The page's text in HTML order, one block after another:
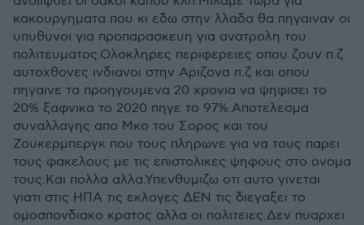
κακουργηματα που κι εδω στην λλαδα θα πηγαιναν οι
υπυθυνοι για προπαρασκευη για ανατρολη του
πολιτευματος.Ολοκληρες περιφερειες οπου ζουν π.ζ
αυτοχθονες ινδιανοι στην Αριζονα π.ζ και οπου
πηγαινε τα προηγουμενα 20 χρονια να ψηφισει το
20% ξαφνικα το 2020 πηγε το 97%.Αποτελεσμα
συναλλαγης απο Μκο του Σορος και του
Ζουκερμπεργκ που τους πληρωνε για να τους παρει
τους φακελους με τις επιστολικες ψηφους στο ονομα
τους.Και πολλα αλλα.Υπενθυμιζω οτι αυτο γινεται
γιατι στις ΗΠΑ τις εκλογες ΔΕΝ τις διεγαξει το
ομοσπονδιακο κρατος αλλα οι πολιτειες.Δεν πυαρχει